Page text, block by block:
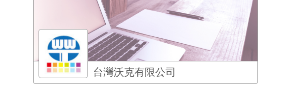
台灣沃克有限公司